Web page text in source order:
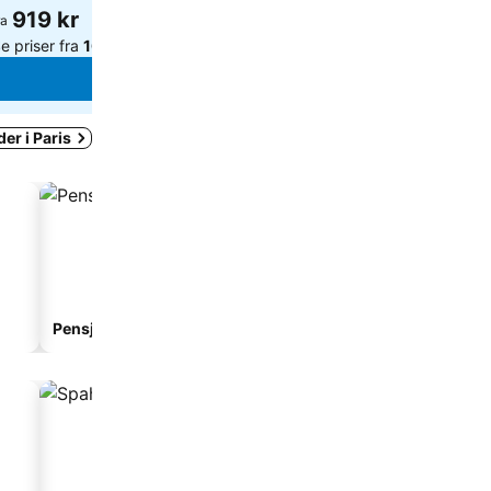
919 kr
priser fra 16 nettsteder
i Paris
Pensjonat